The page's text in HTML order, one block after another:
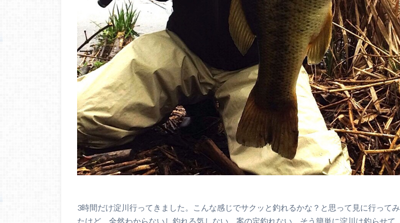
3時間だけ淀川行ってきました。こんな感じでサクッと釣れるかな？と思って見に行ってみ
たけど、全然わからないし釣れる気しない。案の定釣れない。そう簡単に淀川は釣らせて